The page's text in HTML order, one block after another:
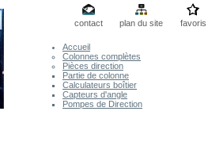
contact plan du site favoris
Accueil
Colonnes complètes
Pièces direction
Partie de colonne
Calculateurs boîtier
Capteurs d'angle
Pompes de Direction